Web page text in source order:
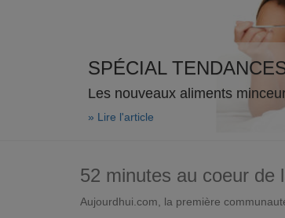
SPÉCIAL
Les nouveaux aliments
» Lire l'article
52 minutes au coeur de
Aujourdhui.com, la première